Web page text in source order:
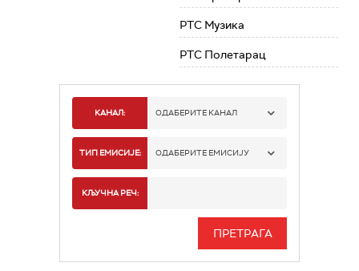
РТС Музика
РТС Полетарац
КАНАЛ: ОДАБЕРИТЕ КАНАЛ
РТС 1
РТС 3
ТИП ЕМИСИЈЕ: ОДАБЕРИТЕ ЕМИСИЈУ
ИНФО
КЉУЧНА РЕЧ: